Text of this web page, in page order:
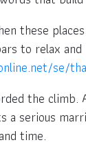
these
to relax
se/
the
a serious
time.